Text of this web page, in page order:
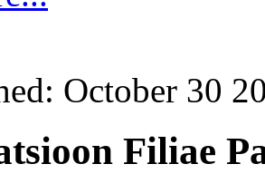
October 30
Filiae